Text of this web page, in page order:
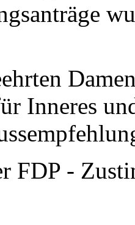
Inneres
FDP -